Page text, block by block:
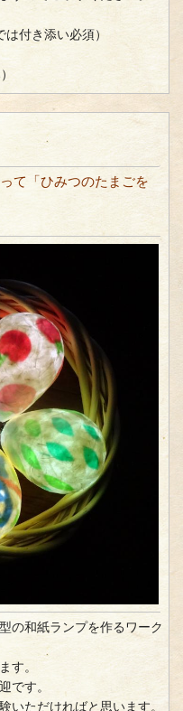
付き添い必須）
て「ひみつのたまごを
の和紙ランプを作るワーク
す。
です。
いただければと思います。